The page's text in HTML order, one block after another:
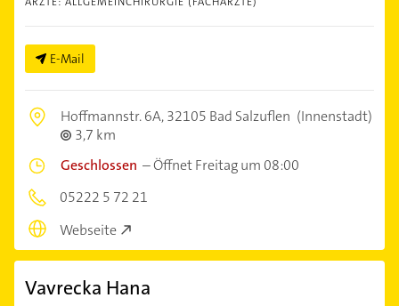
E-Mail
Hoffmannstr. 6A,32105 Bad Salzuflen (Innenstadt)
3,7 km
Geschlossen –Öffnet Freitag um 08:00
05222 5 72 21
Webseite
Vavrecka Hana